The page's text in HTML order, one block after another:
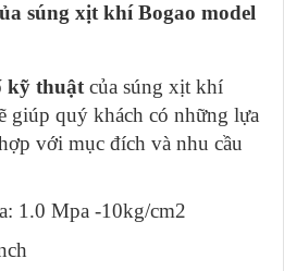
súng xịt khí Bogao model
kỹ thuật của súng xịt khí
giúp quý khách có những lựa
với mục đích và nhu cầu
1.0 Mpa -10kg/cm2